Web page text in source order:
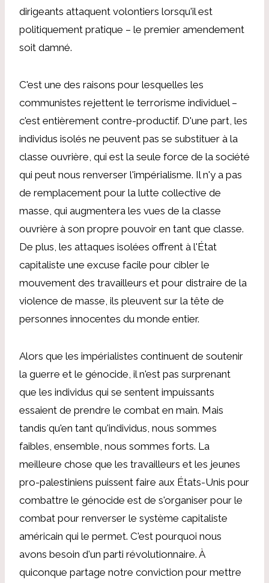
dirigeants attaquent volontiers lorsqu'il est
politiquement pratique – le premier amendement
soit damné.
C'est une des raisons pour lesquelles les
communistes rejettent le terrorisme individuel –
c'est entièrement contre-productif. D'une part, les
individus isolés ne peuvent pas se substituer à la
classe ouvrière, qui est la seule force de la société
qui peut nous renverser l'impérialisme. Il n'y a pas
de remplacement pour la lutte collective de
masse, qui augmentera les vues de la classe
ouvrière à son propre pouvoir en tant que classe.
De plus, les attaques isolées offrent à l'État
capitaliste une excuse facile pour cibler le
mouvement des travailleurs et pour distraire de la
violence de masse, ils pleuvent sur la tête de
personnes innocentes du monde entier.
Alors que les impérialistes continuent de soutenir
la guerre et le génocide, il n'est pas surprenant
que les individus qui se sentent impuissants
essaient de prendre le combat en main. Mais
tandis qu'en tant qu'individus, nous sommes
faibles, ensemble, nous sommes forts. La
meilleure chose que les travailleurs et les jeunes
pro-palestiniens puissent faire aux États-Unis pour
combattre le génocide est de s'organiser pour le
combat pour renverser le système capitaliste
américain qui le permet. C'est pourquoi nous
avons besoin d'un parti révolutionnaire. À
quiconque partage notre conviction pour mettre